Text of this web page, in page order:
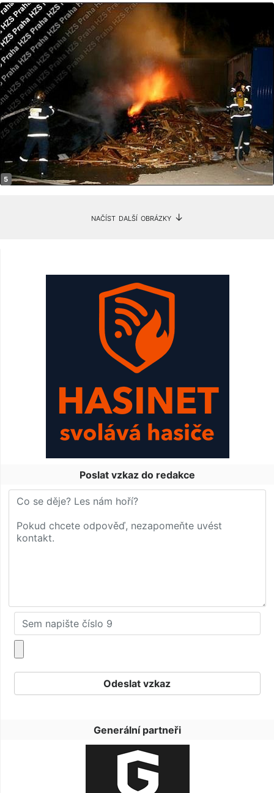
načíst další obrázky ↓
Poslat vzkaz do redakce
Generální partneři